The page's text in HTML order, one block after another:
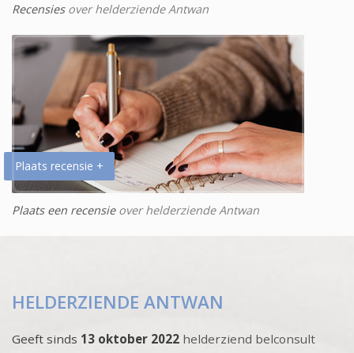
Recensiesover helderziende Antwan
Plaats recensie +
Plaats een recensieover helderziende Antwan
HELDERZIENDE ANTWAN
Geeft sinds 13 oktober 2022 helderziend belconsult